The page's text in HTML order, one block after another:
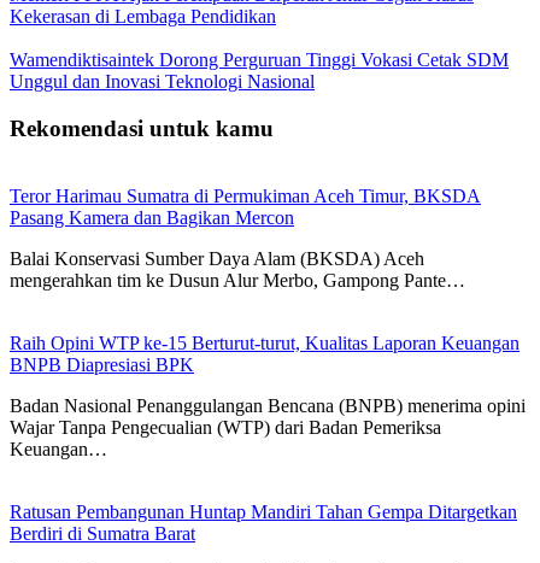
Kekerasan di Lembaga Pendidikan
Wamendiktisaintek Dorong Perguruan Tinggi Vokasi Cetak SDM
Unggul dan Inovasi Teknologi Nasional
Rekomendasi untuk kamu
Teror Harimau Sumatra di Permukiman Aceh Timur, BKSDA
Pasang Kamera dan Bagikan Mercon
Balai Konservasi Sumber Daya Alam (BKSDA) Aceh
mengerahkan tim ke Dusun Alur Merbo, Gampong Pante…
Raih Opini WTP ke-15 Berturut-turut, Kualitas Laporan Keuangan
BNPB Diapresiasi BPK
Badan Nasional Penanggulangan Bencana (BNPB) menerima opini
Wajar Tanpa Pengecualian (WTP) dari Badan Pemeriksa
Keuangan…
Ratusan Pembangunan Huntap Mandiri Tahan Gempa Ditargetkan
Berdiri di Sumatra Barat